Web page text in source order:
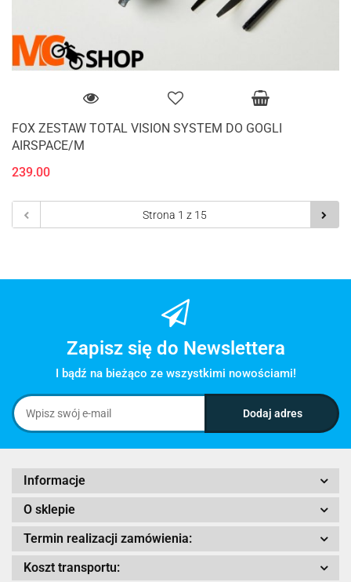
FOX ZESTAW TOTAL VISION SYSTEM DO GOGLI
AIRSPACE/M
239.00
Zapisz się do Newslettera
I bądź na bieżąco ze wszystkimi nowościami!
Informacje
O sklepie
Termin realizacji zamówienia:
Koszt transportu: